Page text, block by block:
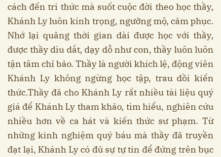
cách đến tri thức mà suốt cuộc đời theo học thầy,
Khánh Ly luôn kính trọng, ngưỡng mộ, cảm phục.
Nhớ lại quãng thời gian dài được học với thầy,
được thầy dìu dắt, dạy dỗ như con, thầy luôn luôn
tận tâm chỉ bảo. Thầy là người khích lệ, động viên
Khánh Ly không ngừng học tập, trau dồi kiến
thức.Thầy đã cho Khánh Ly rất nhiều tài liệu quý
giá để Khánh Ly tham khảo, tìm hiểu, nghiên cứu
nhiều hơn về ca hát và kiến thức sư phạm. Từ
những kinh nghiệm quý báu mà thầy đã truyền
đạt lại, Khánh Ly có đủ sự tự tin để đứng trên bục